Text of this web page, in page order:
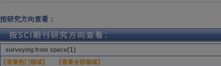
按研究方向查看：
surveying from space(1)
【查看热门领域】 【查看全部领域】